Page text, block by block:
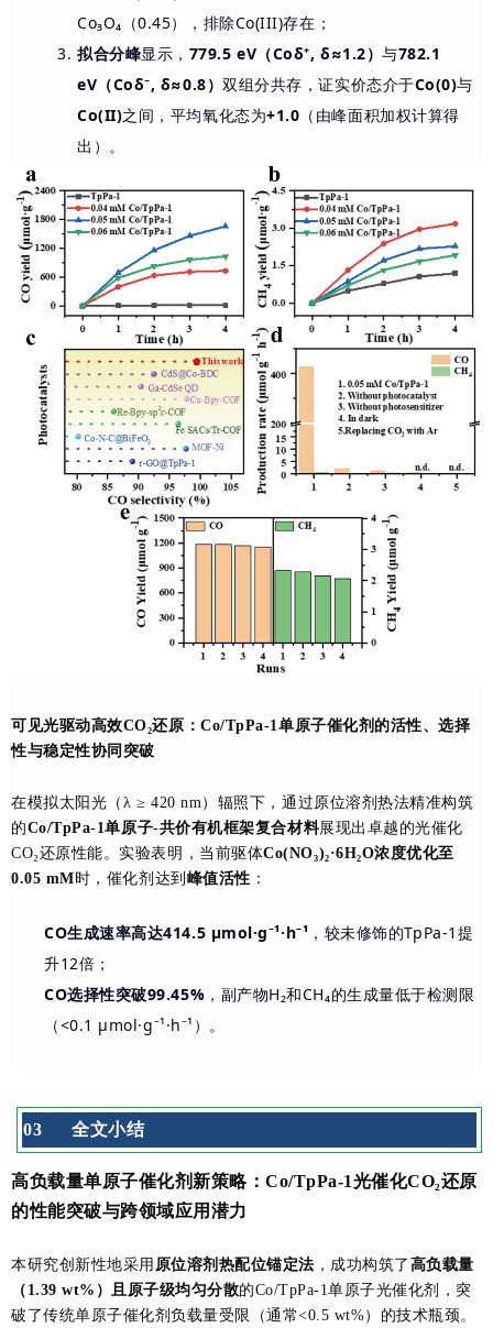
Co₃O₄（0.45），排除Co(III)存在；
拟合分峰显示， 779.5 eV（Coδ⁺, δ≈1.2）与782.1
eV（Coδ⁻, δ≈0.8）双组分共存，证实价态介于Co(0)与
Co(II)之间，平均氧化态为+1.0 （由峰面积加权计算得
出）。
可见光驱动高效CO₂还原：Co/TpPa-1单原子催化剂的活性、选择
性与稳定性协同突破
在模拟太阳光（λ ≥ 420 nm）辐照下，通过原位溶剂热法精准构筑
的Co/TpPa-1单原子-共价有机框架复合材料展现出卓越的光催化
CO₂还原性能。实验表明，当前驱体Co(NO₃)₂·6H₂O浓度优化至
0.05 mM时，催化剂达到 峰值活性 ：
CO生成速率高达414.5 μmol·g⁻¹·h⁻¹ ，较未修饰的TpPa-1提
升12倍；
CO选择性突破99.45% ，副产物H₂和CH₄的生成量低于检测限
（<0.1 μmol·g⁻¹·h⁻¹）。
03 全文小结
高负载量单原子催化剂新策略：Co/TpPa-1光催化CO₂还原
的性能突破与跨领域应用潜力
本研究创新性地采用 原位溶剂热配位锚定法 ，成功构筑了 高负载量
（1.39 wt%）且原子级均匀分散的Co/TpPa-1单原子光催化剂，突
破了传统单原子催化剂负载量受限（通常<0.5 wt%）的技术瓶颈。